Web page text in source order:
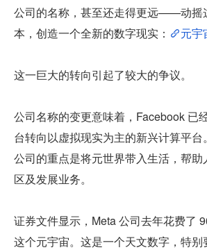
公司的名称，甚至还走得更远——动摇
本，创造一个全新的数字现实：
元宇
这一巨大的转向引起了较大的争议。
公司名称的变更意味着，Facebook 已
台转向以虚拟现实为主的新兴计算平台
公司的重点是将元世界带入生活，帮
区及发展业务。
证券文件显示，Meta 公司去年花费了
这个元宇宙。这是一个天文数字，特